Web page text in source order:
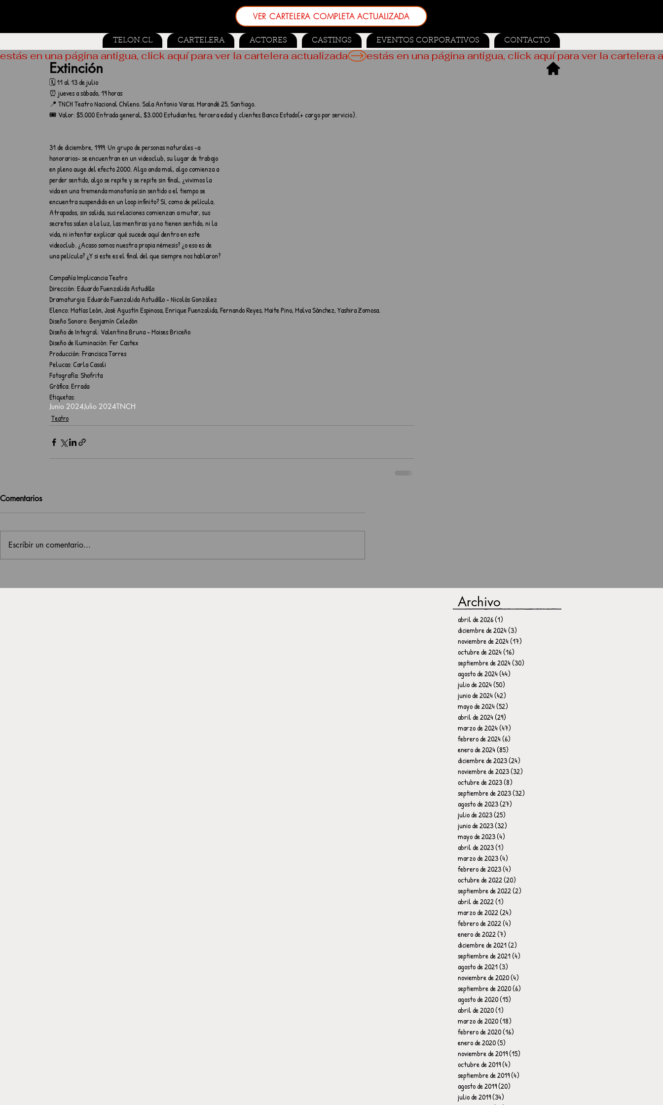
VER CARTELERA COMPLETA ACTUALIZADA
TELON.CL CARTELERA ACTORES CASTINGS EVENTOS CORPORATIVOS CONTACTO
Extinción
🗓️ 11 al 13 de julio
⏰ jueves a sábado, 19 horas
📍 TNCH Teatro Nacional Chileno. Sala Antonio Varas. Morandé 25, Santiago.
🎟️ Valor: $5.000 Entrada general, $3.000 Estudiantes, tercera edad y clientes Banco Estado(+ cargo por servicio).
31 de diciembre, 1999: Un grupo de personas naturales -a
honorarios- se encuentran en un videoclub, su lugar de trabajo
en pleno auge del efecto 2000. Algo anda mal, algo comienza a
perder sentido, algo se repite y se repite sin final, ¿vivimos la
vida en una tremenda monotonía sin sentido o el tiempo se
encuentra suspendido en un loop infinito? Sí, como de película.
Atrapados, sin salida, sus relaciones comienzan a mutar, sus
secretos salen a la luz, las mentiras ya no tienen sentido, ni la
vida, ni intentar explicar qué sucede aquí dentro en este
videoclub. ¿Acaso somos nuestra propia némesis? ¿o eso es de
una película? ¿Y si este es el final del que siempre nos hablaron?
Compañía Implicancia Teatro
Dirección: Eduardo Fuenzalida Astudillo
Dramaturgia: Eduardo Fuenzalida Astudillo - Nicolás González
Elenco: Matías León, José Agustín Espinosa, Enrique Fuenzalida, Fernando Reyes, Maite Pino, Malva Sánchez, Yashira Zomosa.
Diseño Sonoro: Benjamín Celedón
Diseño de Integral: Valentina Bruna - Moises Briceño
Diseño de Iluminación: Fer Castex
Producción: Francisca Torres
Pelucas: Carla Casali
Fotografía: Shofrita
Gráfica: Errada
Etiquetas:
Junio 2024Julio 2024TNCH
Teatro
Comentarios
Escribir un comentario...
estás en una página antigua, click aquí para ver la cartelera actualizada
Archivo
abril de 2026(1)
diciembre de 2024(3)
noviembre de 2024(17)
octubre de 2024(16)
septiembre de 2024(30)
agosto de 2024(44)
julio de 2024(50)
junio de 2024(42)
mayo de 2024(52)
abril de 2024(29)
marzo de 2024(47)
febrero de 2024(6)
enero de 2024(85)
diciembre de 2023(24)
noviembre de 2023(32)
octubre de 2023(8)
septiembre de 2023(32)
agosto de 2023(27)
julio de 2023(25)
junio de 2023(32)
mayo de 2023(4)
abril de 2023(1)
marzo de 2023(4)
febrero de 2023(4)
octubre de 2022(20)
septiembre de 2022(2)
abril de 2022(1)
marzo de 2022(24)
febrero de 2022(4)
enero de 2022(7)
diciembre de 2021(2)
septiembre de 2021(4)
agosto de 2021(3)
noviembre de 2020(4)
septiembre de 2020(6)
agosto de 2020(15)
abril de 2020(1)
marzo de 2020(18)
febrero de 2020(16)
enero de 2020(5)
noviembre de 2019(15)
octubre de 2019(4)
septiembre de 2019(4)
agosto de 2019(20)
julio de 2019(34)